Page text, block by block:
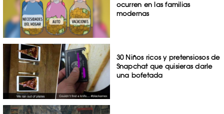
ocurren en las familias
modernas
30 Niños ricos y pretensiosos de
Snapchat que quisieras darle
una bofetada